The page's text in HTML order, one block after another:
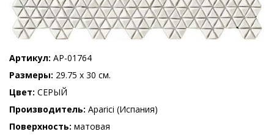
Артикул AP-01764
Размеры 29.75 x 30 см.
Цвет СЕРЫЙ
Производитель Aparici (Испания)
Поверхность матовая